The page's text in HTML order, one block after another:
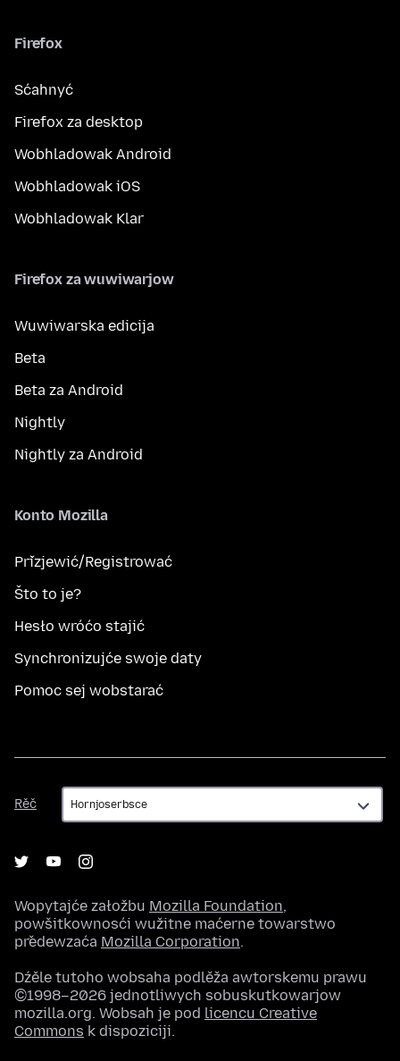
Firefox
Sćahnyć
Firefox za desktop
Wobhladowak Android
Wobhladowak iOS
Wobhladowak Klar
Firefox za wuwiwarjow
Wuwiwarska edicija
Beta
Beta za Android
Nightly
Nightly za Android
Konto Mozilla
Přizjewić/Registrować
Što to je?
Hesło wróćo stajić
Synchronizujće swoje daty
Pomoc sej wobstarać
Rěč
Rěč
Wopytajće załožbu Mozilla Foundation,
powšitkownosći wužitne maćerne towarstwo
předewzaća Mozilla Corporation.
Dźěle tutoho wobsaha podlěža awtorskemu prawu
©1998–2026 jednotliwych sobuskutkowarjow
mozilla.org. Wobsah je pod licencu Creative
Commons k dispoziciji.